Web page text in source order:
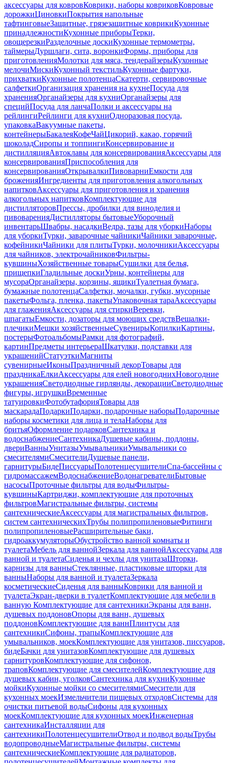
аксессуары для ковровКоврики, наборы ковриковКовровые
дорожкиЦиновкиПокрытия напольные
тафтинговыеЗащитные, грязезащитные коврикиКухонные
принадлежностиКухонные приборыТерки,
овощерезкиРазделочные доскиКухонные термометры,
таймерыДуршлаги, сита, воронкиФормы, приборы для
приготовленияМолотки для мяса, тендерайзерыКухонные
мелочиМискиКухонный текстильКухонные фартуки,
прихваткиКухонные полотенцаСкатерти, сервировочные
салфеткиОрганизация хранения на кухнеПосуда для
храненияОрганайзеры для кухниОрганайзеры для
специйПосуда для ланчаПолки и аксессуары на
рейлингиРейлинги для кухниОдноразовая посуда,
упаковкаВакуумные пакеты,
контейнерыБакалеяКофеЧайЦикорий, какао, горячий
шоколадСиропы и топпингиКонсервирование и
дистилляцияАвтоклавы для консервированияАксессуары для
консервированияПриспособления для
консервированияОткрывалкиПивоварниЕмкости для
броженияИнгредиенты для приготовления алкогольных
напитковАксессуары для приготовления и хранения
алкогольных напитковКомплектующие для
дистилляторовПрессы, дробилки для виноделия и
пивоваренияДистилляторы бытовыеУборочный
инвентарьШвабры, насадкиВедра, тазы для уборкиНаборы
для уборкиТурки, заварочные чайникиЧайники заварочные,
кофейникиЧайники для плитыТурки, молочникиАксессуары
для чайников, электрочайниковФильтры-
кувшиныХозяйственные товарыСушилки для белья,
прищепкиГладильные доскиУрны, контейнеры для
мусораОрганайзеры, корзины, ящикиТуалетная бумага,
бумажные полотенцаСалфетки, мочалки, губки, мусорные
пакетыФольга, пленка, пакетыУпаковочная тараАксессуары
для глаженияАксессуары для стиркиВеревки,
шпагатыЕмкости, дозаторы для моющих средствВешалки-
плечикиМешки хозяйственныеСувенирыКопилкиКартины,
постерыФотоальбомыРамки для фотографий,
картинПредметы интерьераШкатулки, подставки для
украшенийСтатуэткиМагниты
сувенирныеИконыПраздничный декорТовары для
праздникаЕлкиАксессуары для елей новогоднихНовогодние
украшенияСветодиодные гирлянды, декорацииСветодиодные
фигуры, игрушкиВременные
татуировкиФотобутафорияТовары для
маскарадаПодаркиПодарки, подарочные наборыПодарочные
наборы косметики для лица и телаНаборы для
бритьяОформление подарковСантехника и
водоснабжениеСантехникаДушевые кабины, поддоны,
двериВанныУнитазыУмывальникиУмывальники со
смесителямиСмесителиДушевые панели,
гарнитурыБидеПиссуарыПолотенцесушителиСпа-бассейны с
гидромассажемВодоснабжениеВодонагревателиБытовые
насосыПроточные фильтры для водыФильтры-
кувшиныКартриджи, комплектующие для проточных
фильтровМагистральные фильтры, системы
сантехническиеАксессуары для магистральных фильтров,
систем сантехническихТрубы полипропиленовыеФитинги
полипропиленовыеРасширительные баки,
гидроаккумуляторыОбустройство ванной комнаты и
туалетаМебель для ваннойЗеркала для ваннойАксессуары для
ванной и туалетаСиденья и чехлы для унитазаШторки,
карнизы для ванныСтеклянные, пластиковые шторки для
ванныНаборы для ванной и туалетаЗеркала
косметическиеСиденья для ванныКоврики для ванной и
туалетаЭкран-дверки в туалетКомплектующие для мебели в
ванную Комплектующие для сантехникиЭкраны для ванн,
душевых поддоновОпоры для ванн, душевых
поддоновКомплектующие для ваннПлинтусы для
сантехникиСифоны, трапыКомплектующие для
умывальников, моекКомплектующие для унитазов, писсуаров,
бидеБачки для унитазовКомплектующие для душевых
гарнитуровКомплектующие для сифонов,
траповКомплектующие для смесителейКомплектующие для
душевых кабин, уголковСантехника для кухниКухонные
мойкиКухонные мойки со смесителямиСмесители для
кухонных моекИзмельчители пищевых отходовСистемы для
очистки питьевой водыСифоны для кухонных
моекКомплектующие для кухонных моекИнженерная
сантехникаИнсталляции для
сантехникиПолотенцесушителиОтвод и подвод водыТрубы
водопроводныеМагистральные фильтры, системы
сантехническиеКомплектующие для радиаторов,